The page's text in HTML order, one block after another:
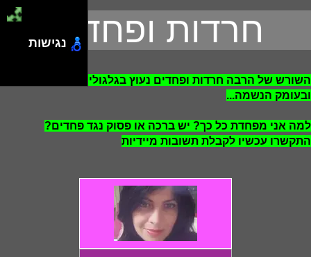
חרדות ופחדים
השורש של הרבה חרדות ופחדים נעוץ בגלגולים קודמים
ובעומק הנשמה...
למה אני מפחדת כל כך? יש ברכה או פסוק נגד פחדים?
התקשרו עכשיו לקבלת תשובות מיידיות
נגישות